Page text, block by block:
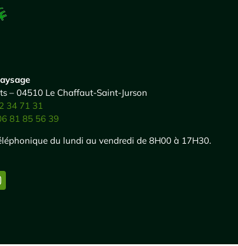
– 04510 Le Chaffaut-Saint-Jurson
34 71 31
81 85 56 39
du lundi au vendredi de 8H00 à 17H30.